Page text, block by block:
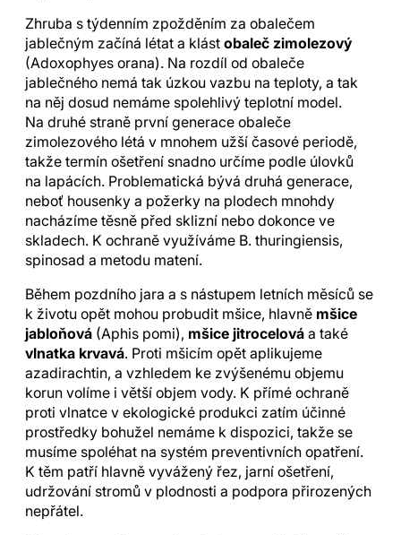
Zhruba s týdenním zpožděním za obalečem
jablečným začíná létat a klást obaleč zimolezový
(Adoxophyes orana). Na rozdíl od obaleče
jablečného nemá tak úzkou vazbu na teploty, a tak
na něj dosud nemáme spolehlivý teplotní model.
Na druhé straně první generace obaleče
zimolezového létá v mnohem užší časové periodě,
takže termín ošetření snadno určíme podle úlovků
na lapácích. Problematická bývá druhá generace,
neboť housenky a požerky na plodech mnohdy
nacházíme těsně před sklizní nebo dokonce ve
skladech. K ochraně využíváme B. thuringiensis,
spinosad a metodu matení.
Během pozdního jara a s nástupem letních měsíců se
k životu opět mohou probudit mšice, hlavně mšice
jabloňová (Aphis pomi), mšice jitrocelová a také
vlnatka krvavá. Proti mšicím opět aplikujeme
azadirachtin, a vzhledem ke zvýšenému objemu
korun volíme i větší objem vody. K přímé ochraně
proti vlnatce v ekologické produkci zatím účinné
prostředky bohužel nemáme k dispozici, takže se
musíme spoléhat na systém preventivních opatření.
K těm patří hlavně vyvážený řez, jarní ošetření,
udržování stromů v plodnosti a podpora přirozených
nepřátel.